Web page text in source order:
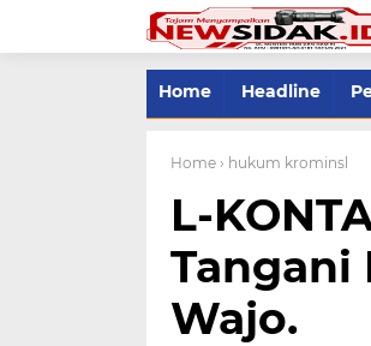
Home Headline
Home › hukum krominsl
L-
Tangani
Wajo.